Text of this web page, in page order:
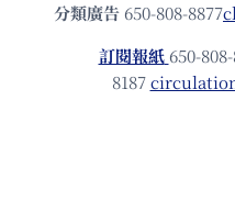
分類廣告 650-808-8877
訂閱報紙 650-
8187